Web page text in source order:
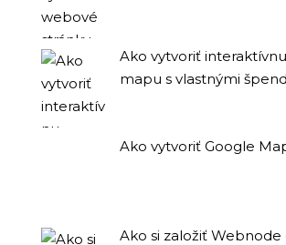
Ako vytvoriť
mapu s vlastnými
Ako vytvoriť Google
Ako si založiť Webnode